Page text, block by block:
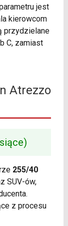
jest
kierowcom
przydzielane
C, zamiast
Atrezzo
255/40
SUV-ów,
z procesu